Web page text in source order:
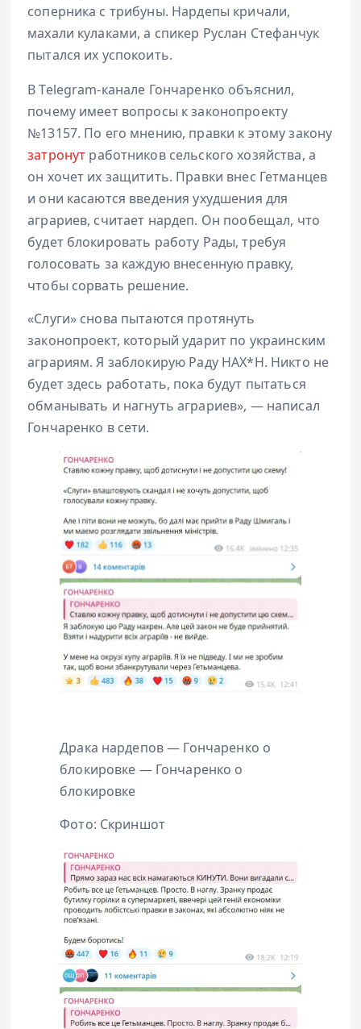
соперника с трибуны. Нардепы кричали,
махали кулаками, а спикер Руслан Стефанчук
пытался их успокоить.
В Telegram-канале Гончаренко объяснил,
почему имеет вопросы к законопроекту
№13157. По его мнению, правки к этому закону
затронут работников сельского хозяйства, а
он хочет их защитить. Правки внес Гетманцев
и они касаются введения ухудшения для
аграриев, считает нардеп. Он пообещал, что
будет блокировать работу Рады, требуя
голосовать за каждую внесенную правку,
чтобы сорвать решение.
«Слуги» снова пытаются протянуть
законопроект, который ударит по украинским
аграриям. Я заблокирую Раду НАХ*Н. Никто не
будет здесь работать, пока будут пытаться
обманывать и нагнуть аграриев», — написал
Гончаренко в сети.
Драка нардепов — Гончаренко о
блокировке — Гончаренко о
блокировке
Фото: Скриншот